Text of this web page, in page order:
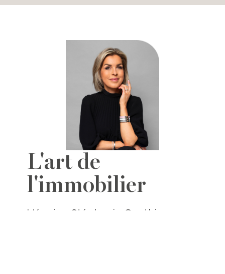
L'art de
l'immobilier
L'équipe Stéphanie Gauthier